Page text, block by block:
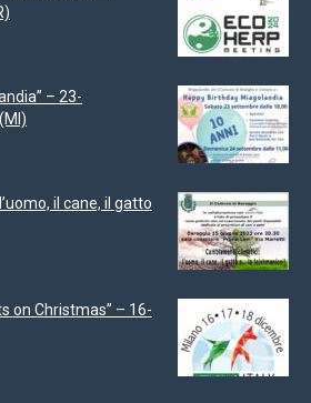
– 23-
il cane, il gatto
on Christmas” – 16-